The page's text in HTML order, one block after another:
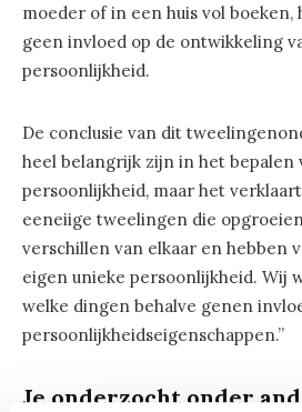
moeder of in een huis vol boeken,
geen invloed op de ontwikkeling
persoonlijkheid.
De conclusie van dit
heel belangrijk zijn in het bepalen
persoonlijkheid, maar het
eeneiige tweelingen die
verschillen van elkaar en hebben
eigen unieke persoonlijkheid. Wij
welke dingen behalve genen
persoonlijkheidseigenschappen.”
Je onderzocht onder